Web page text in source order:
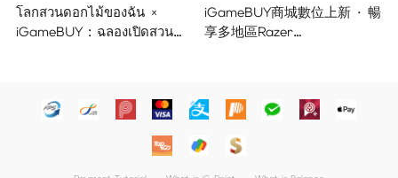
โลกสวนดอกไม้ของฉัน ×
iGameBUY : ฉลองเปิดสวน
iGameBUY商城數位上新 · 暢
享多地區Razer